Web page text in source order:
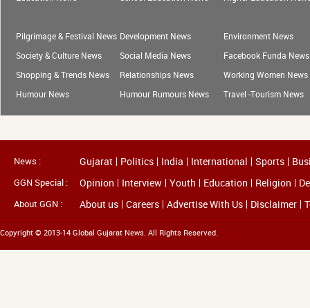
Pilgrimage & Festival News Development News
Environment News
Society & Culture News
Social Media News
Facebook Funda News
Shopping & Trends News
Relationships News
Working Women News
Humour News
Humour Rumours News Travel -Tourism News
News : Gujarat Politics India International Sports
GGN Special : Opinion Interview Youth Education Religion
About GGN : About us Careers Advertise With Us Disclaimer
Copyright © 2013-14 Global Gujarat News. All Rights Reserved.